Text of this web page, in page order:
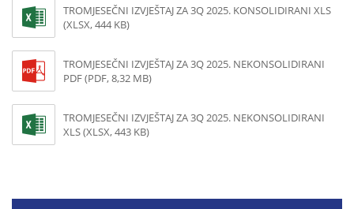
TROMJESEČNI IZVJEŠTAJ ZA 3Q 2025. KONSOLIDIRANI XLS
(XLSX, 444 KB)
TROMJESEČNI IZVJEŠTAJ ZA 3Q 2025. NEKONSOLIDIRANI
PDF (PDF, 8,32 MB)
TROMJESEČNI IZVJEŠTAJ ZA 3Q 2025. NEKONSOLIDIRANI
XLS (XLSX, 443 KB)